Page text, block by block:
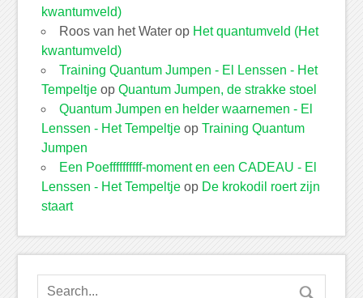
kwantumveld)
Roos van het Waterop Het quantumveld (Het
kwantumveld)
Training Quantum Jumpen - El Lenssen - Het
Tempeltjeop Quantum Jumpen, de strakke stoel
Quantum Jumpen en helder waarnemen - El
Lenssen - Het Tempeltjeop Training Quantum
Jumpen
Een Poeffffffffff-moment en een CADEAU - El
Lenssen - Het Tempeltjeop De krokodil roert zijn
staart